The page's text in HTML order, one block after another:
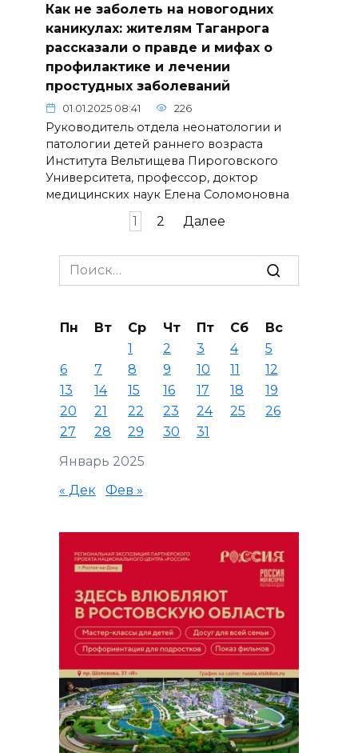
Как не заболеть на новогодних
каникулах: жителям Таганрога
рассказали о правде и мифах о
профилактике и лечении
простудных заболеваний
01.01.2025 08:41 226
Руководитель отдела неонатологии и
патологии детей раннего возраста
Института Вельтищева Пироговского
Университета, профессор, доктор
медицинских наук Елена Соломоновна
1 2 Далее
Search
for:
Январь 2025
Пн Вт Ср Чт Пт Сб
Вс
1
2 3 4
5
6
7 8 9 10 11
12
13
14 15 16 17 18
19
20
21 22 23 24 25
26
27
28 29 30 31
« Дек Фев »